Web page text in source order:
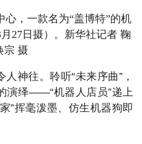
心，一款名为“盖博特”的机
27日摄）。新华社记者 鞠
宗 摄
神往。聆听“未来序曲”，
演绎——“机器人店员”递上
”挥毫泼墨、仿生机器狗即